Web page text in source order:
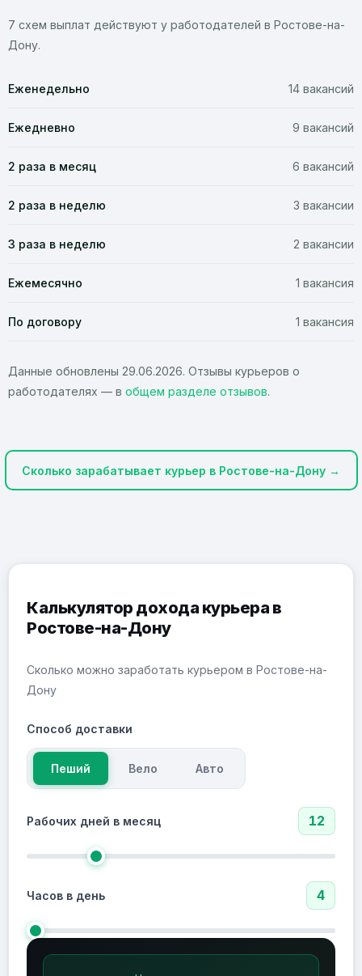
7 схем выплат действуют у работодателей в Ростове-на-
Дону.
Еженедельно 14 вакансий
Ежедневно 9 вакансий
2 раза в месяц 6 вакансий
2 раза в неделю 3 вакансии
3 раза в неделю 2 вакансии
Ежемесячно 1 вакансия
По договору 1 вакансия
Данные обновлены 29.06.2026. Отзывы курьеров о
работодателях — в общем разделе отзывов.
Сколько зарабатывает курьер в Ростове-на-Дону →
Калькулятор дохода курьера в
Ростове-на-Дону
Сколько можно заработать курьером в Ростове-на-
Дону
Способ доставки
Пеший Вело Авто
Рабочих дней в месяц 12
Часов в день 4